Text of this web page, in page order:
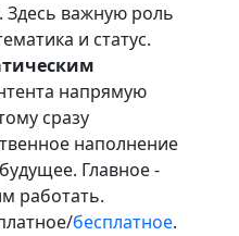
. Здесь важную роль
и статус.
напрямую
сразу
наполнение
Главное -
работать.
бесплатное.